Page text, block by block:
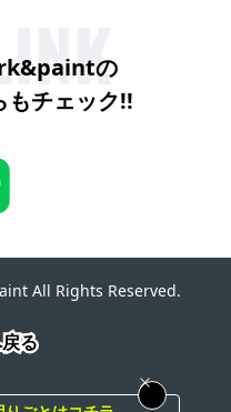
の
もチェック!!
All Rights Reserved.
る
る